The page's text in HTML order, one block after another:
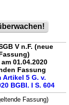
V n.F. (neue
01.04.2020
Fassung
Artikel 5 G. v.
BGBl. I S. 604
Fassung)